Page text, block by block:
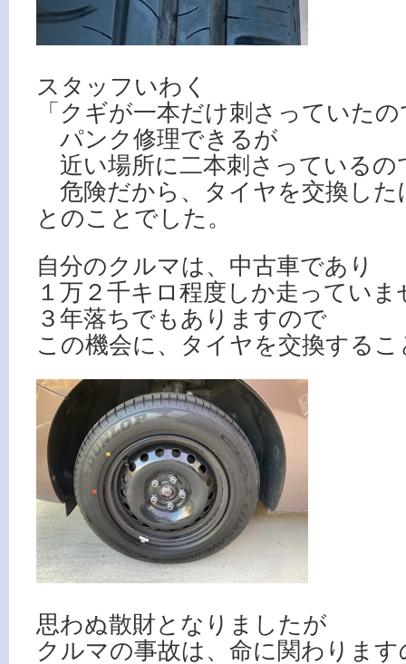
スタッフいわく
「クギが一本だけ刺さっていた
パンク修理できるが
近い場所に二本刺さっているの
危険だから、タイヤを交換した
とのことでした。
自分のクルマは、中古車であり
１万２千キロ程度しか走っていま
３年落ちでもありますので
この機会に、タイヤを交換する
思わぬ散財となりましたが
クルマの事故は、命に関わりま